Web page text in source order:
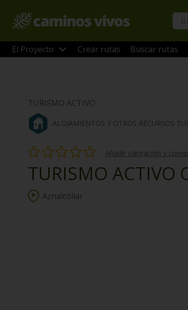
El Proyecto Crear rutas Buscar rutas
TURISMO ACTIVO
ALOJAMIENTOS Y OTROS RECURSOS
Añadir valoración y
TURISMO ACTIVO
Aznalcóllar